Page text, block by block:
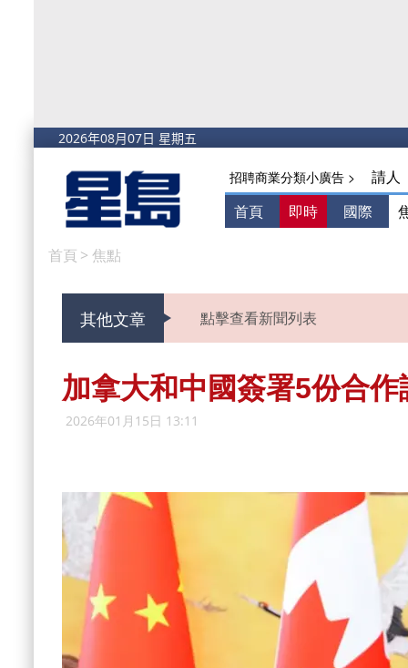
招聘商業分類小廣告 >
請人
首頁
即時 國際
首頁 > 焦點
其他文章 點擊查看新聞列表
加拿大和中國簽署5份合
2026年01月15日 13:11